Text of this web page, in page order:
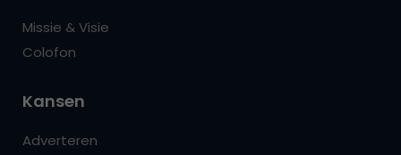
Missie & Visie
Colofon
Kansen
Adverteren